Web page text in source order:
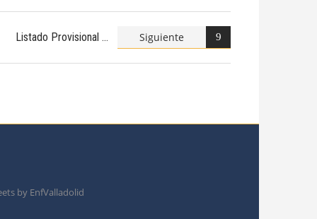
Listado Provisional Siguiente
by EnfValladolid